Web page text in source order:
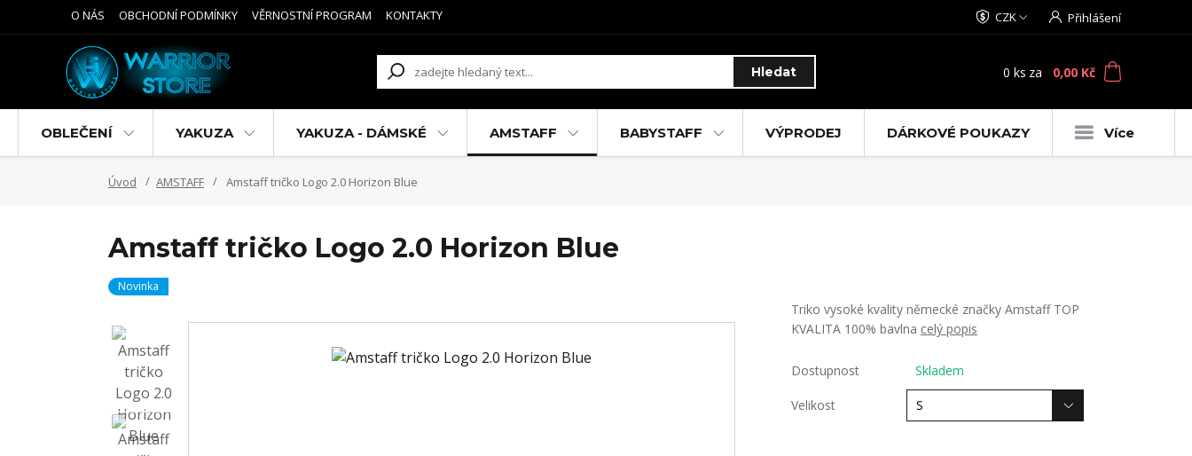
O NÁS OBCHODNÍ PODMÍNKY VĚRNOSTNÍ PROGRAM KONTAKTY CZK Přihlášení
Hledat 0 ks za 0,00 Kč
OBLEČENÍ YAKUZA YAKUZA - DÁMSKÉ AMSTAFF BABYSTAFF VÝPRODEJ DÁRKOVÉ POUKAZY Více
Úvod AMSTAFF Amstaff tričko Logo 2.0 Horizon Blue
Amstaff tričko Logo 2.0 Horizon Blue
Novinka
Triko vysoké kvality německé značky Amstaff TOP
KVALITA 100% bavlna celý popis
Dostupnost Skladem
Velikost